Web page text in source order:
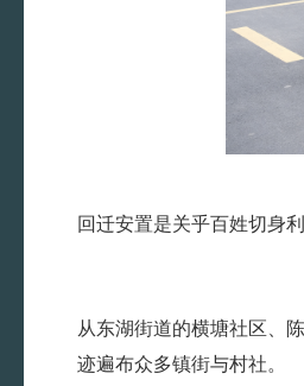
回迁安置是关乎百姓切身
从东湖街道的横塘社区、
迹遍布众多镇街与村社。